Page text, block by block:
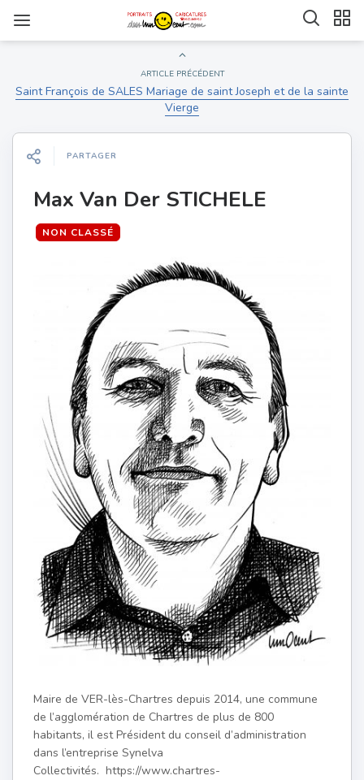
ARTICLE PRÉCÉDENT
Saint François de SALES Mariage de saint Joseph et de la sainte
Vierge
PARTAGER
Max Van Der STICHELE
NON CLASSÉ
Maire de VER-lès-Chartres depuis 2014, une commune
de l’agglomération de Chartres de plus de 800
habitants, il est Président du conseil d’administration
dans l’entreprise Synelva
Collectivités. https://www.chartres-